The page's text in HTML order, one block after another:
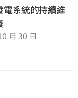
電系統的持續維
月 30 日